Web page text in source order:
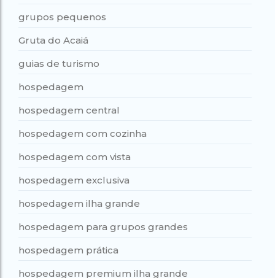
grupos pequenos
Gruta do Acaiá
guias de turismo
hospedagem
hospedagem central
hospedagem com cozinha
hospedagem com vista
hospedagem exclusiva
hospedagem ilha grande
hospedagem para grupos grandes
hospedagem prática
hospedagem premium ilha grande